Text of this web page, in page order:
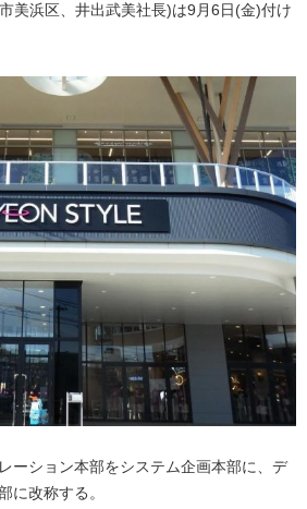
美浜区、井出武美社長)は9月6日(金)付け
ーション本部をシステム企画本部に、デ
に改称する。